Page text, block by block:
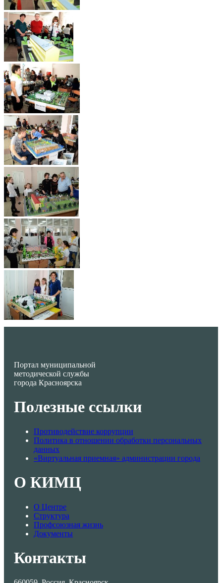
Портал муниципальной
методической службы
города Красноярска
Полезные ссылки
Противодействие коррупции
Политика в отношении обработки персональных
данных
«Виртуальная приемная» администрации города
О КИМЦ
О Центре
Структура
Профсоюзная жизнь
Документы
Контакты